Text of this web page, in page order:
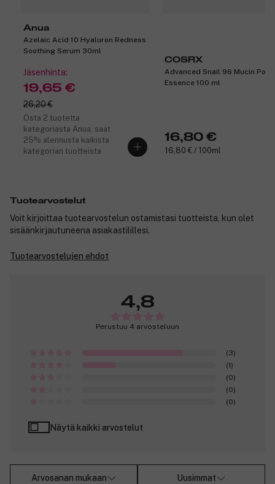
Anua
Azelaic Acid 10 Hyaluron Redness
Soothing Serum 30ml
Jäsenhinta:
19,65 €
26,20 €
Osta 2 tuotetta
kategoriasta Anua, saat
25% alennusta kaikista
kategorian tuotteista
COSRX
Advanced Snail 96 Mucin
Essence 100 ml
16,80 €
16,80 € / 100ml
Tuotearvostelut
Voit kirjoittaa tuotearvostelun ostamistasi tuotteista, kun olet
sisäänkirjautuneena asiakastilillesi.
Tuotearvostelujen ehdot
4,8
Perustuu 4 arvosteluun
(3)
(1)
(0)
(0)
(0)
Näytä kaikki arvostelut
Arvosanan mukaan Uusimmat